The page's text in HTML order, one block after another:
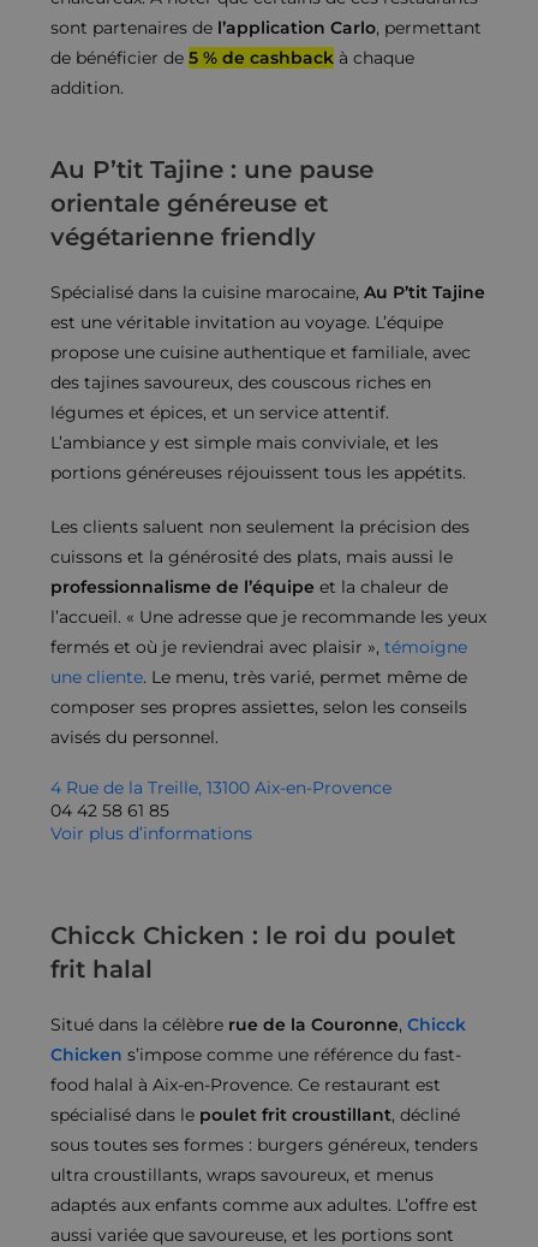
sont partenaires de l’application Carlo, permettant
de bénéficier de5 % de cashback à chaque
addition.
Au P’tit Tajine : une pause
orientale généreuse et
végétarienne friendly
Spécialisé dans la cuisine marocaine,Au P’tit Tajine
est une véritable invitation au voyage. L’équipe
propose une cuisine authentique et familiale, avec
des tajines savoureux, des couscous riches en
légumes et épices, et un service attentif.
L’ambiance y est simple mais conviviale, et les
portions généreuses réjouissent tous les appétits.
Les clients saluent non seulement la précision des
cuissons et la générosité des plats, mais aussi le
professionnalisme de l’équipe et la chaleur de
l’accueil. « Une adresse que je recommande les yeux
fermés et où je reviendrai avec plaisir »,témoigne
une cliente. Le menu, très varié, permet même de
composer ses propres assiettes, selon les conseils
avisés du personnel.
4 Rue de la Treille, 13100 Aix-en-Provence
04 42 58 61 85
Voir plus d’informations
Chicck Chicken : le roi du poulet
frit halal
Situé dans la célèbre rue de la Couronne,Chicck
Chicken s’impose comme une référence du fast-
food halal à Aix-en-Provence. Ce restaurant est
spécialisé dans le poulet frit croustillant, décliné
sous toutes ses formes : burgers généreux, tenders
ultra croustillants, wraps savoureux, et menus
adaptés aux enfants comme aux adultes. L’offre est
aussi variée que savoureuse, et les portions sont